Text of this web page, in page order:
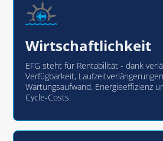
Wirtschaftlichkeit
EFG steht für Rentabilität - dank
Verfügbarkeit,
Wartungsaufwand, Energieeffizienz
Cycle-Costs.